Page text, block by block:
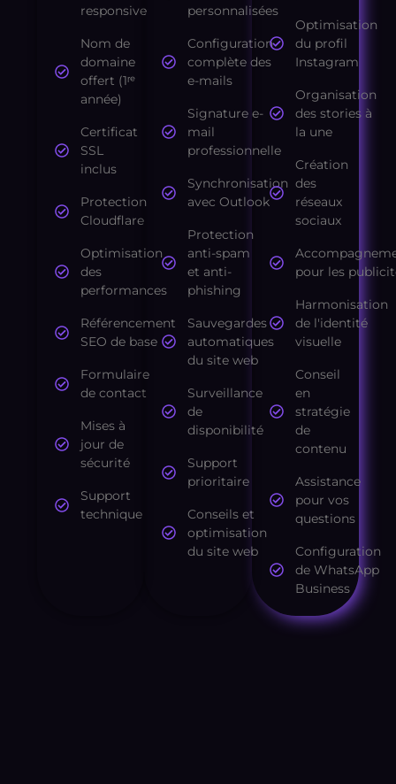
responsive
Nom de
domaine
offert (1ʳᵉ
année)
Certificat
SSL
inclus
Protection
Cloudflare
Optimisation
des
performances
Référencement
SEO de base
Formulaire
de contact
Mises à
jour de
sécurité
Support
technique
personnalisées
Configuration
complète des
e-mails
Signature e-
mail
professionnelle
Synchronisation
avec Outlook
Protection
anti-spam
et anti-
phishing
Sauvegardes
automatiques
du site web
Surveillance
de
disponibilité
Support
prioritaire
Conseils et
optimisation
du site web
Optimisation
du profil
Instagram
Organisation
des stories à
la une
Création
des
réseaux
sociaux
pour les
Harmonisation
de l'identité
visuelle
Conseil
en
stratégie
de
contenu
Assistance
pour vos
questions
Configuration
de WhatsApp
Business